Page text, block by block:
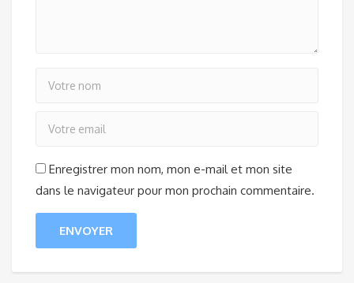
Enregistrer mon nom, mon e-mail et mon site
dans le navigateur pour mon prochain commentaire.